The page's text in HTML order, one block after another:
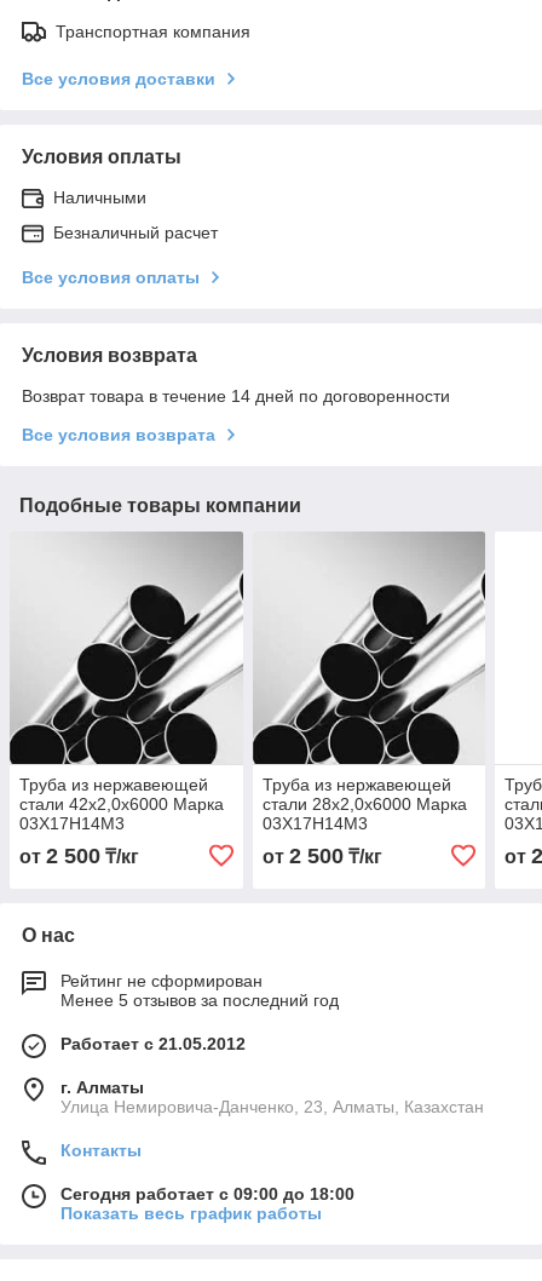
Транспортная компания
Все условия доставки
Условия оплаты
Наличными
Безналичный расчет
Все условия оплаты
Условия возврата
Возврат товара в течение 14 дней по договоренности
Все условия возврата
Подобные товары компании
Труба из нержавеющей
стали 42х2,0х6000 Марка
03Х17Н14М3
от 2 500 ₸/кг
Труба из нержавеющей
стали 28х2,0х6000 Марка
03Х17Н14М3
от 2 500₸/кг от
О нас
Рейтинг не сформирован
Менее 5 отзывов за последний год
Работает с 21.05.2012
г. Алматы
Улица Немировича-Данченко, 23, Алматы, Казахстан
Контакты
Сегодня работает с 09:00 до 18:00
Показать весь график работы